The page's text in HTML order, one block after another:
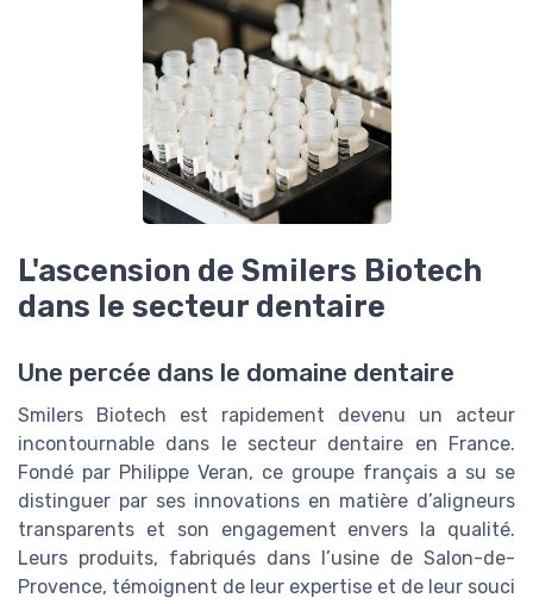
L'ascension de Smilers Biotech
dans le secteur dentaire
Une percée dans le domaine dentaire
Smilers Biotech est rapidement devenu un acteur
incontournable dans le secteur dentaire en France.
Fondé par Philippe Veran, ce groupe français a su se
distinguer par ses innovations en matière d’aligneurs
transparents et son engagement envers la qualité.
Leurs produits, fabriqués dans l’usine de Salon-de-
Provence, témoignent de leur expertise et de leur souci